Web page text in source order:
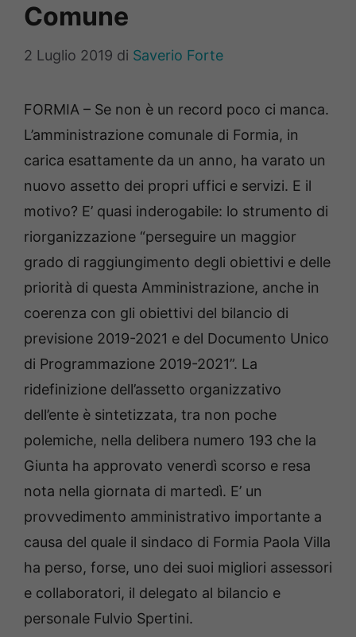
Comune
2 Luglio 2019 di Saverio Forte
FORMIA – Se non è un record poco ci manca.
L’amministrazione comunale di Formia, in
carica esattamente da un anno, ha varato un
nuovo assetto dei propri uffici e servizi. E il
motivo? E’ quasi inderogabile: lo strumento di
riorganizzazione “perseguire un maggior
grado di raggiungimento degli obiettivi e delle
priorità di questa Amministrazione, anche in
coerenza con gli obiettivi del bilancio di
previsione 2019-2021 e del Documento Unico
di Programmazione 2019-2021”. La
ridefinizione dell’assetto organizzativo
dell’ente è sintetizzata, tra non poche
polemiche, nella delibera numero 193 che la
Giunta ha approvato venerdì scorso e resa
nota nella giornata di martedì. E’ un
provvedimento amministrativo importante a
causa del quale il sindaco di Formia Paola Villa
ha perso, forse, uno dei suoi migliori assessori
e collaboratori, il delegato al bilancio e
personale Fulvio Spertini.